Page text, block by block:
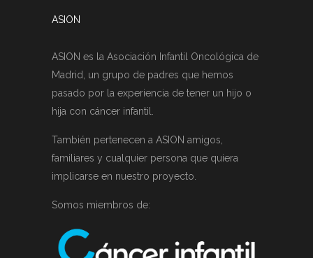
ASION
ASION es la Asociación Infantil Oncológica de
Madrid, un grupo de padres que hemos
pasado por la experiencia de tener un hijo o
hija con cáncer infantil.
También pertenecen a ASION amigos,
familiares y cualquier persona que quiera
implicarse en nuestro proyecto.
Somos miembros de: